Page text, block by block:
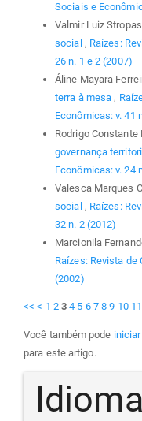
Sociais e
Valmir Luiz
social , Raízes:
26 n. 1 e 2 (2007)
Áline Mayara
terra à mesa,
Econômicas: v. 41
Rodrigo Constante
governança
Econômicas: v. 24
Valesca Marques
social , Raízes:
32 n. 2 (2012)
Marcionila
Raízes: Revista de
(2002)
<< < 1 2 3 4 5 6 7 8 9 10 11
Você também pode
para este artigo.
Idioma